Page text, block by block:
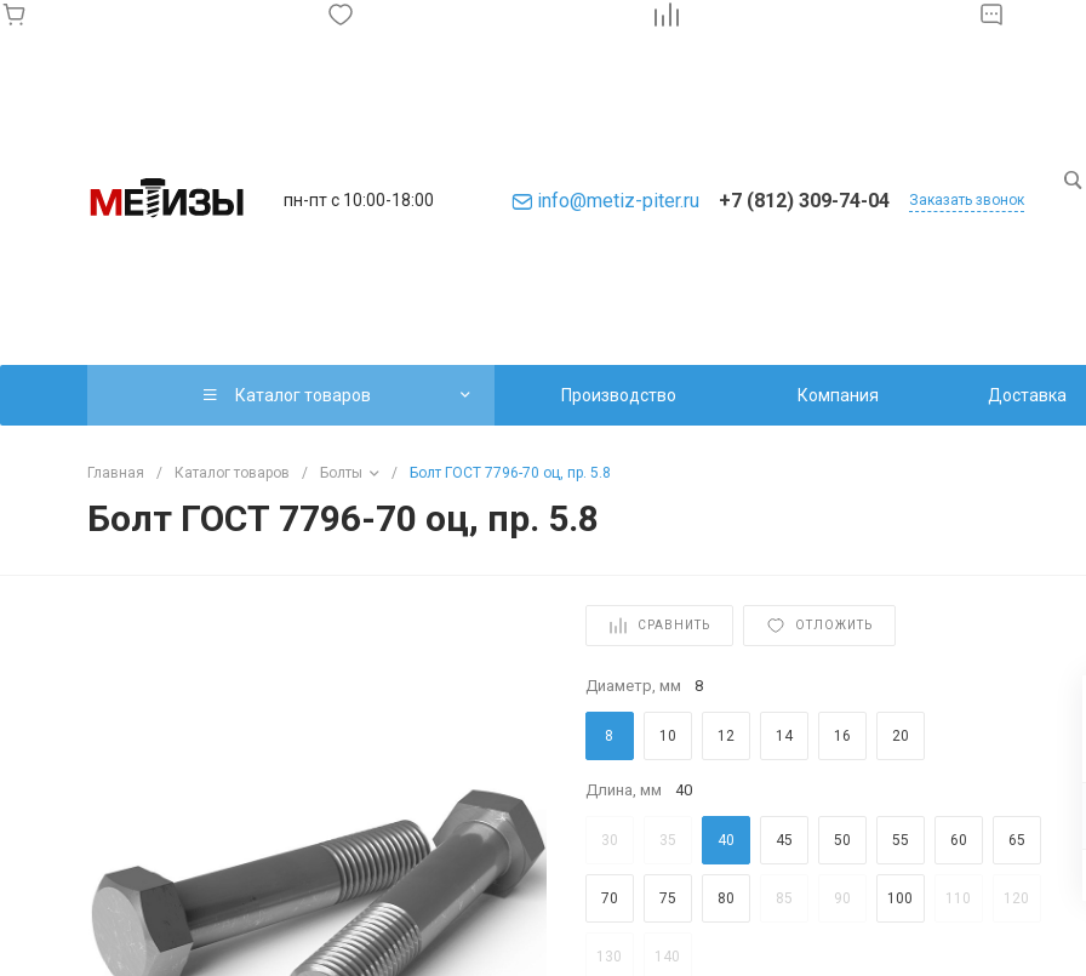
пн-пт с 10:00-18:00 info@metiz-piter.ru +7 (812) 309-74-04 Заказать звонок
Каталог товаров Производство Компания Доставка
Главная / Каталог товаров / Болты / Болт ГОСТ 7796-70 оц, пр. 5.8
Болт ГОСТ 7796-70 оц, пр. 5.8
СРАВНИТЬ ОТЛОЖИТЬ
Диаметр, мм 8
8 10 12 14 16 20
Длина, мм 40
30 35 40 45 50 55 60 65
70 75 80 85 90 100 110 120
130 140